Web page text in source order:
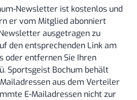
Newsletter ist kostenlos und
er vom Mitglied abonniert
ausgetragen zu
den entsprechenden Link am
oder entfernen Sie Ihren
Sportsgeist Bochum behält
aus dem Verteiler
E-Mailadressen nicht zur